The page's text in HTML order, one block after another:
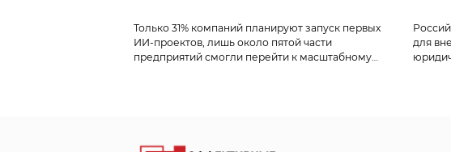
Только 31% компаний планируют запуск первых
ИИ-проектов, лишь около пятой части
предприятий смогли перейти к масштабному
для